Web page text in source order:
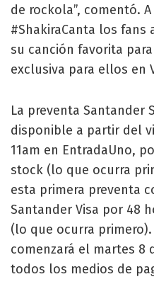
de rockola”, comentó.
#ShakiraCanta los
su canción favorita
exclusiva para ellos en
La preventa Santander
disponible a partir del
11am en EntradaUno,
stock (lo que ocurra
esta primera preventa
Santander Visa por 48
(lo que ocurra
comenzará el martes 8
todos los medios de